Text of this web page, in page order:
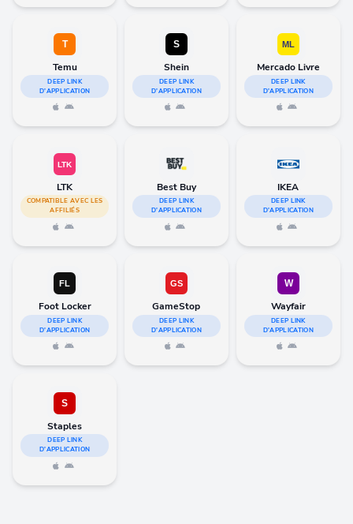
Temu
DEEP LINK
D'APPLICATION
Shein
DEEP LINK
D'APPLICATION
Mercado Livre
DEEP LINK
D'APPLICATION
LTK
COMPATIBLE AVEC LES
AFFILIÉS
Best Buy
DEEP LINK
D'APPLICATION
IKEA
DEEP LINK
D'APPLICATION
Foot Locker
DEEP LINK
D'APPLICATION
GameStop
DEEP LINK
D'APPLICATION
Wayfair
DEEP LINK
D'APPLICATION
Staples
DEEP LINK
D'APPLICATION